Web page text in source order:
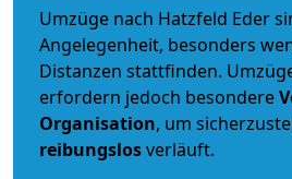
Umzüge nach Hatzfeld Eder
Angelegenheit, besonders
Distanzen stattfinden.
erfordern jedoch besondere
Organisation, um
reibungslosverläuft.